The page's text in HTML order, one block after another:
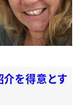
を得意とす